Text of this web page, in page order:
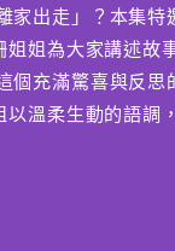
家出走」？本集特
姐姐為大家講述故
個充滿驚喜與反思
以溫柔生動的語調